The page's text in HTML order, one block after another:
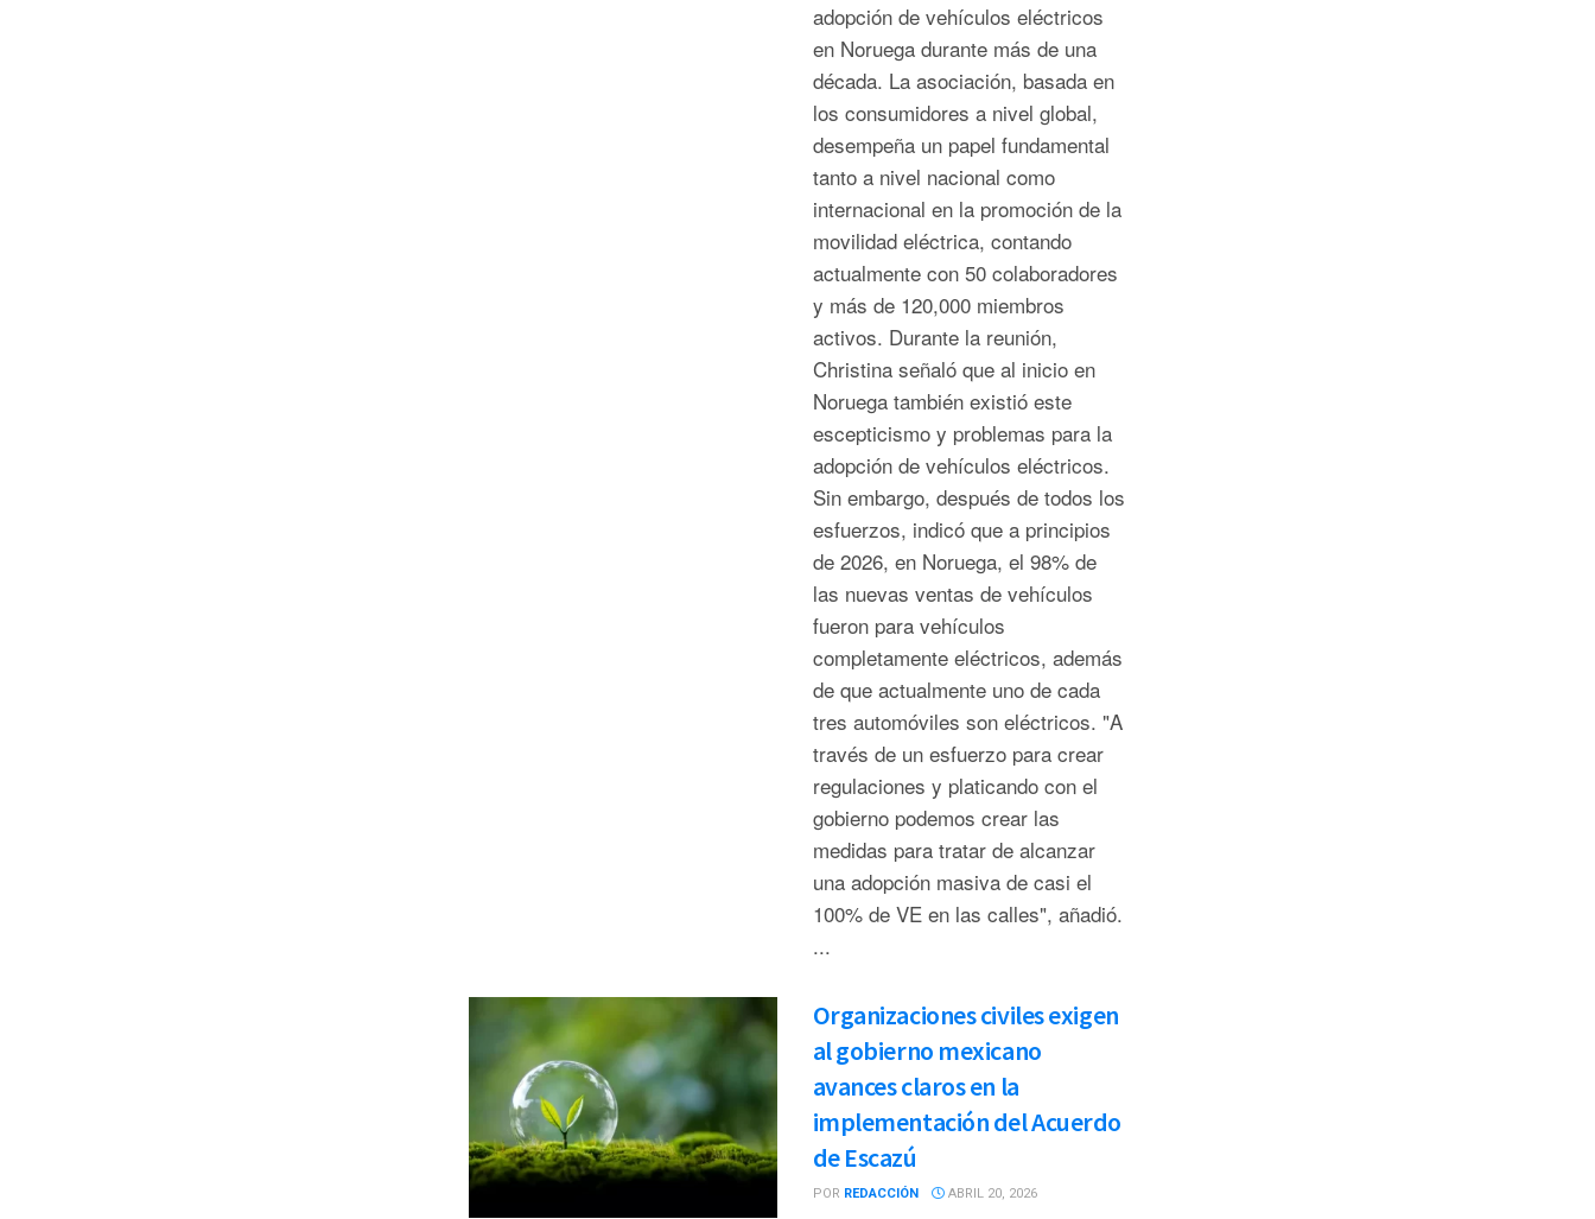
adopción de vehículos eléctricos
en Noruega durante más de una
década. La asociación, basada en
los consumidores a nivel global,
desempeña un papel fundamental
tanto a nivel nacional como
internacional en la promoción de la
movilidad eléctrica, contando
actualmente con 50 colaboradores
y más de 120,000 miembros
activos. Durante la reunión,
Christina señaló que al inicio en
Noruega también existió este
escepticismo y problemas para la
adopción de vehículos eléctricos.
Sin embargo, después de todos los
esfuerzos, indicó que a principios
de 2026, en Noruega, el 98% de
las nuevas ventas de vehículos
fueron para vehículos
completamente eléctricos, además
de que actualmente uno de cada
tres automóviles son eléctricos. "A
través de un esfuerzo para crear
regulaciones y platicando con el
gobierno podemos crear las
medidas para tratar de alcanzar
una adopción masiva de casi el
100% de VE en las calles", añadió.
...
Organizaciones civiles exigen
al gobierno mexicano
avances claros en la
implementación del Acuerdo
de Escazú
POR REDACCIÓN ABRIL 20, 2026